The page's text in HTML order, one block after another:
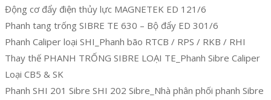
Động cơ đẩy điện thủy lực MAGNETEK ED 121/6
Phanh tang trống SIBRE TE 630 – Bộ đẩy ED 301/6
Phanh Caliper loại SHI_Phanh bão RTCB / RPS / RKB / RHI
Thay thế PHANH TRỐNG SIBRE LOẠI TE_Phanh Sibre Caliper
Loại CB5 & SK
Phanh SHI 201 Sibre SHI 202 Sibre_Nhà phân phối phanh Sibre